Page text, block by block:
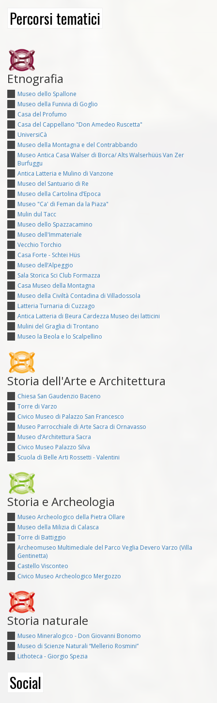
Percorsi tematici
Etnografia
Museo dello Spallone
Museo della Funivia di Goglio
Casa del Profumo
Casa del Cappellano "Don Amedeo Ruscetta"
UniversiCà
Museo della Montagna e del Contrabbando
Museo Antica Casa Walser di Borca/ Alts Walserhüüs Van Zer
Burfuggu
Antica Latteria e Mulino di Vanzone
Museo del Santuario di Re
Museo della Cartolina d’Epoca
Museo "Ca' di Feman da la Piaza"
Mulin dul Tacc
Museo dello Spazzacamino
Museo dell'Immateriale
Vecchio Torchio
Casa Forte - Schtei Hüs
Museo dell’Alpeggio
Sala Storica Sci Club Formazza
Casa Museo della Montagna
Museo della Civiltà Contadina di Villadossola
Latteria Turnaria di Cuzzago
Antica Latteria di Beura Cardezza Museo dei latticini
Mulini del Graglia di Trontano
Museo la Beola e lo Scalpellino
Storia dell'Arte e Architettura
Chiesa San Gaudenzio Baceno
Torre di Varzo
Civico Museo di Palazzo San Francesco
Museo Parrocchiale di Arte Sacra di Ornavasso
Museo d’Architettura Sacra
Civico Museo Palazzo Silva
Scuola di Belle Arti Rossetti - Valentini
Storia e Archeologia
Museo Archeologico della Pietra Ollare
Museo della Milizia di Calasca
Torre di Battiggio
Archeomuseo Multimediale del Parco Veglia Devero Varzo (Villa
Gentinetta)
Castello Visconteo
Civico Museo Archeologico Mergozzo
Storia naturale
Museo Mineralogico - Don Giovanni Bonomo
Museo di Scienze Naturali “Mellerio Rosmini”
Lithoteca - Giorgio Spezia
Social